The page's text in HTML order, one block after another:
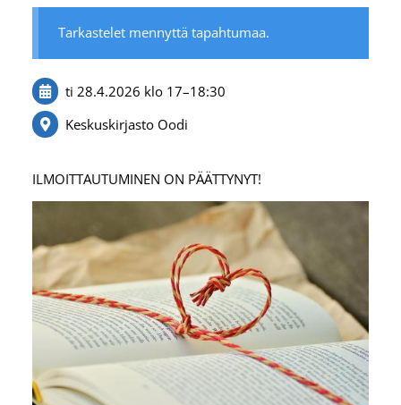
Tarkastelet mennyttä tapahtumaa.
ti 28.4.2026 klo 17–18:30
Keskuskirjasto Oodi
ILMOITTAUTUMINEN ON PÄÄTTYNYT!